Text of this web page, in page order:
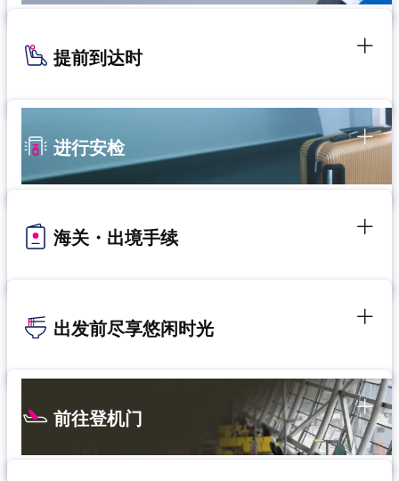
提前到达时
进行安检
海关・出境手续
出发前尽享悠闲时光
前往登机门